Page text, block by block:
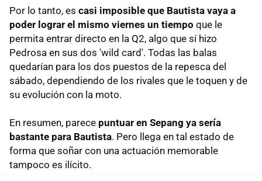
Por lo tanto, es casi imposible que Bautista vaya a
poder lograr el mismo viernes un tiempo que le
permita entrar directo en la Q2, algo que sí hizo
Pedrosa en sus dos 'wild card'. Todas las balas
quedarían para los dos puestos de la repesca del
sábado, dependiendo de los rivales que le toquen y de
su evolución con la moto.
En resumen, parece puntuar en Sepang ya sería
bastante para Bautista. Pero llega en tal estado de
forma que soñar con una actuación memorable
tampoco es ilícito.